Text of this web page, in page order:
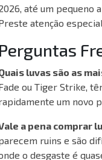
até um pequeno
atenção
Perguntas
luvas são as
ou Tiger Strike,
um novo
a pena comprar
ruins e são
o desgaste é